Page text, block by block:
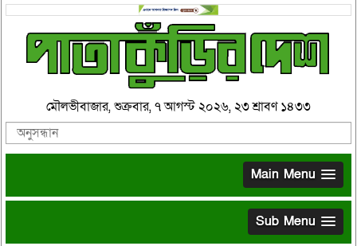
মৌলভীবাজার, শুক্রবার, ৭ আগস্ট ২০২৬, ২৩ শ্রাবণ ১৪৩৩
Main Menu
Sub Menu